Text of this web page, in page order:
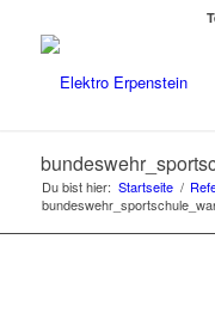
Du bist hier: Startseite /